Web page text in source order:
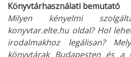
Könyvtárhasználati bemutató
Milyen kényelmi
konyvtar.elte.hu oldal? Hol
irodalmakhoz legálisan?
könyvtárak Budapesten és a